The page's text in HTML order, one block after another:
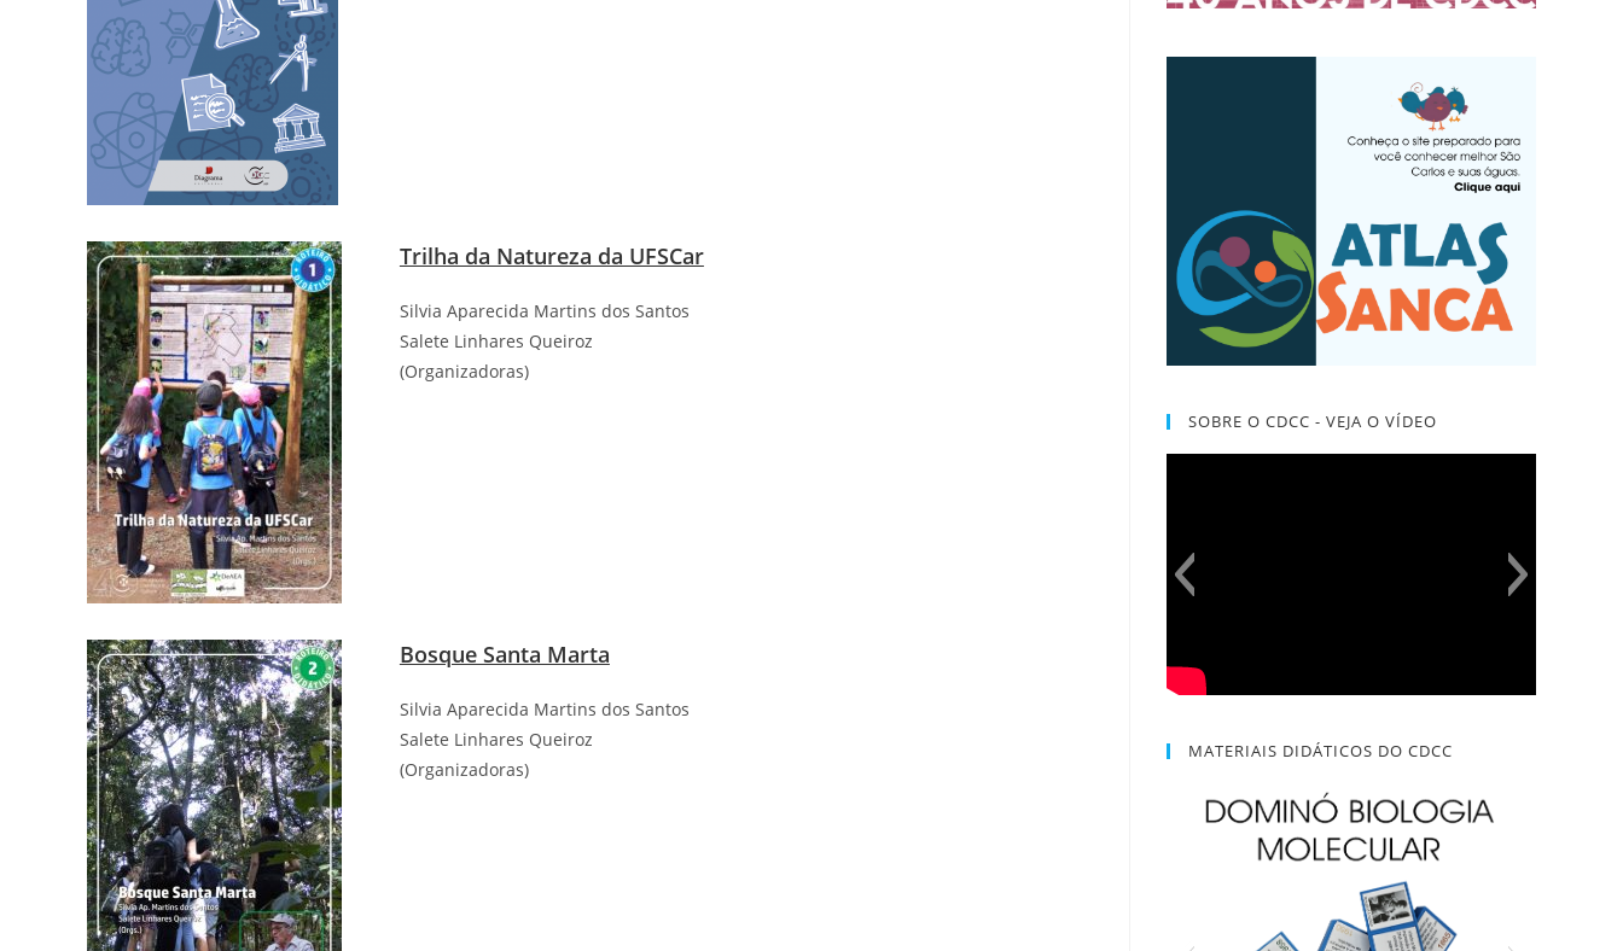
Trilha da Natureza da UFSCar
Silvia Aparecida Martins dos Santos
Salete Linhares Queiroz
(Organizadoras)
Bosque Santa Marta
Silvia Aparecida Martins dos Santos
Salete Linhares Queiroz
(Organizadoras)
SOBRE O CDCC - VEJA O VÍDEO
MATERIAIS DIDÁTICOS DO CDCC